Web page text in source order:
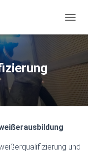
A
A
C
und